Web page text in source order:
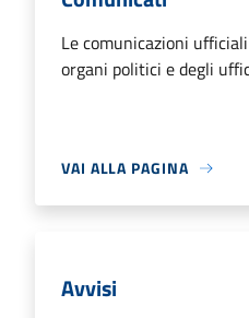
Le comunicazioni
organi politici e degli
VAI ALLA PAGINA
Avvisi